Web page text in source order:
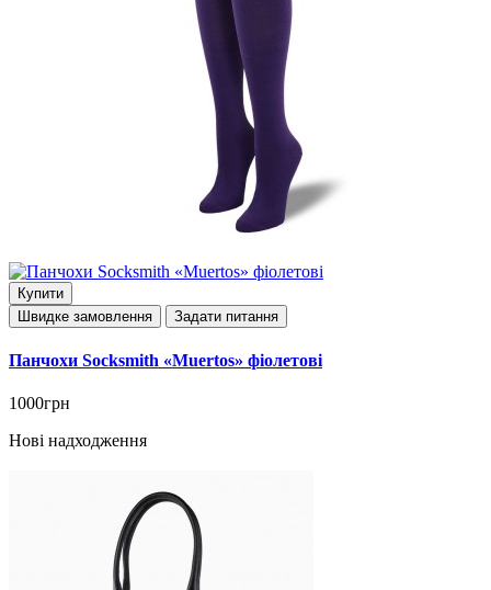
Купити
Швидке замовлення
Задати питання
Панчохи Socksmith «Muertos» фіолетові
1000грн
Нові надходження